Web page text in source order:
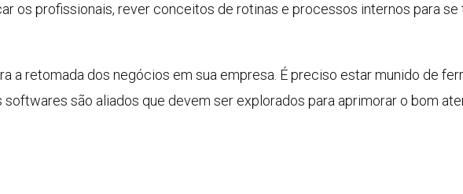
os profissionais, rever conceitos de rotinas e processos internos para se
a retomada dos negócios em sua empresa. É preciso estar munido de
são aliados que devem ser explorados para aprimorar o bom